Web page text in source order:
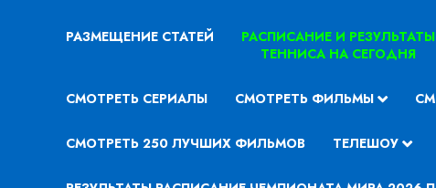
РАЗМЕЩЕНИЕ СТАТЕЙ
РАСПИСАНИЕ И РЕЗУЛЬТАТЫ
ТЕННИСА НА СЕГОДНЯ
СМОТРЕТЬ СЕРИАЛЫ СМОТРЕТЬ ФИЛЬМЫ
СМОТРЕТЬ 250 ЛУЧШИХ ФИЛЬМОВ ТЕЛЕШОУ